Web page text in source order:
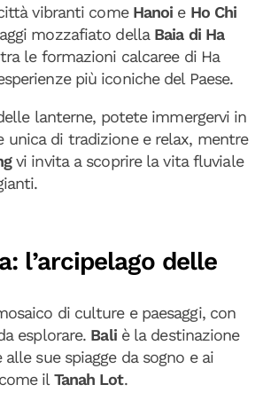
vibranti come Hanoi e Ho Chi
mozzafiato della Baia di Ha
le formazioni calcaree di Ha
più iconiche del Paese.
lanterne, potete immergervi in
unica di tradizione e relax, mentre
vi invita a scoprire la vita fluviale
l’arcipelago delle
di culture e paesaggi, con
esplorare. Baliè la destinazione
sue spiagge da sogno e ai
il Tanah Lot.